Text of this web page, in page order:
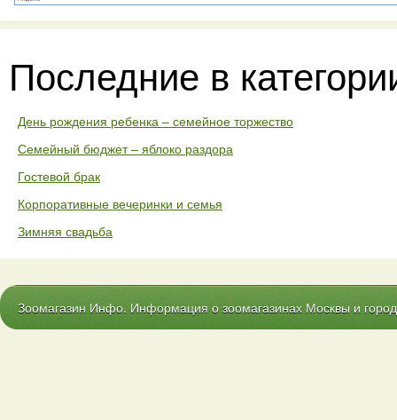
Последние в
День рождения ребенка – семейное торжество
Семейный бюджет – яблоко раздора
Гостевой брак
Корпоративные вечеринки и семья
Зимняя свадьба
Зоомагазин Инфо. Информация о зоомагазинах Москвы и